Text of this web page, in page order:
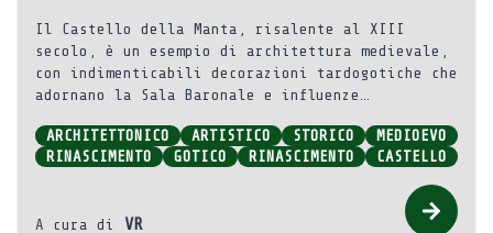
Il Castello della Manta, risalente al XIII
secolo, è un esempio di architettura medievale,
con indimenticabili decorazioni tardogotiche che
adornano la Sala Baronale e influenze
ARCHITETTONICO
ARTISTICO STORICO
MEDIOEVO
RINASCIMENTO
GOTICO RINASCIMENTO CASTELLO
A cura di VR